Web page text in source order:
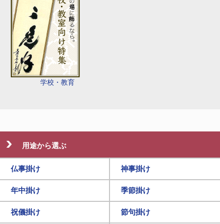
学校・教育
用途から選ぶ
仏事掛け 神事掛け
年中掛け 季節掛け
祝儀掛け 節句掛け